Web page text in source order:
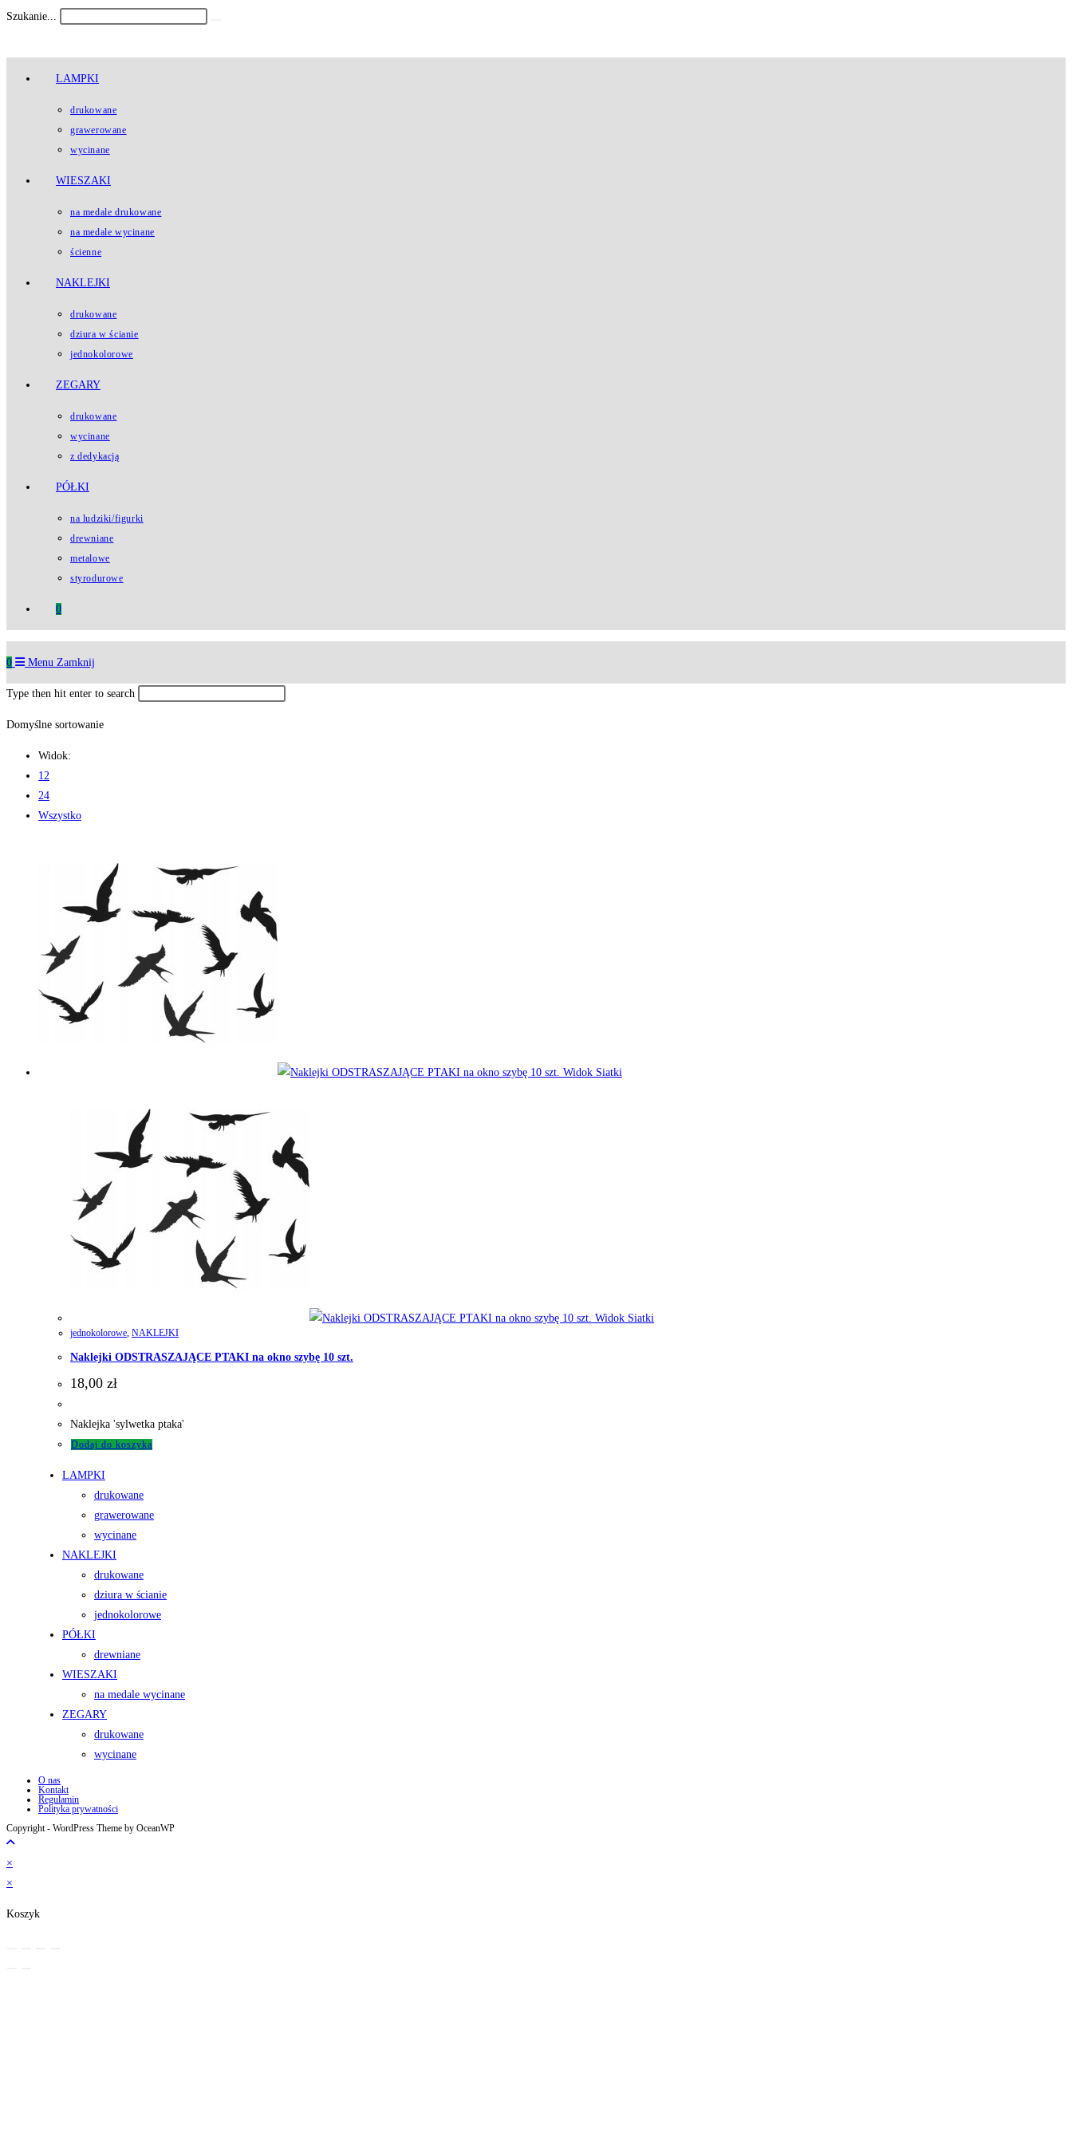
Koniec
Szukanie...
LAMPKI
drukowane
grawerowane
wycinane
WIESZAKI
na medale drukowane
na medale wycinane
ścienne
NAKLEJKI
drukowane
dziura w ścianie
jednokolorowe
ZEGARY
drukowane
wycinane
z dedykacją
PÓŁKI
na ludziki/figurki
drewniane
metalowe
styrodurowe
0
0 Menu Zamknij
Type then hit enter to search
Domyślne sortowanie
Widok:
12
24
Wszystko
Widok Siatki
Widok Siatki
jednokolorowe, NAKLEJKI
Naklejki ODSTRASZAJĄCE PTAKI na okno szybę 10 szt.
18,00 zł
Naklejka 'sylwetka ptaka'
Dodaj do koszyka
LAMPKI
drukowane
grawerowane
wycinane
NAKLEJKI
drukowane
dziura w ścianie
jednokolorowe
PÓŁKI
drewniane
WIESZAKI
na medale wycinane
ZEGARY
drukowane
wycinane
O nas
Kontakt
Regulamin
Polityka prywatności
Copyright - WordPress Theme by OceanWP
×
×
Koszyk